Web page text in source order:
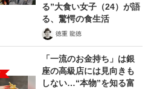
る”大食い女子（24）が語
る、驚愕の食生活
徳重 龍徳
「一流のお金持ち」は銀
座の高級店には見向きも
しない…“本物”を知る富